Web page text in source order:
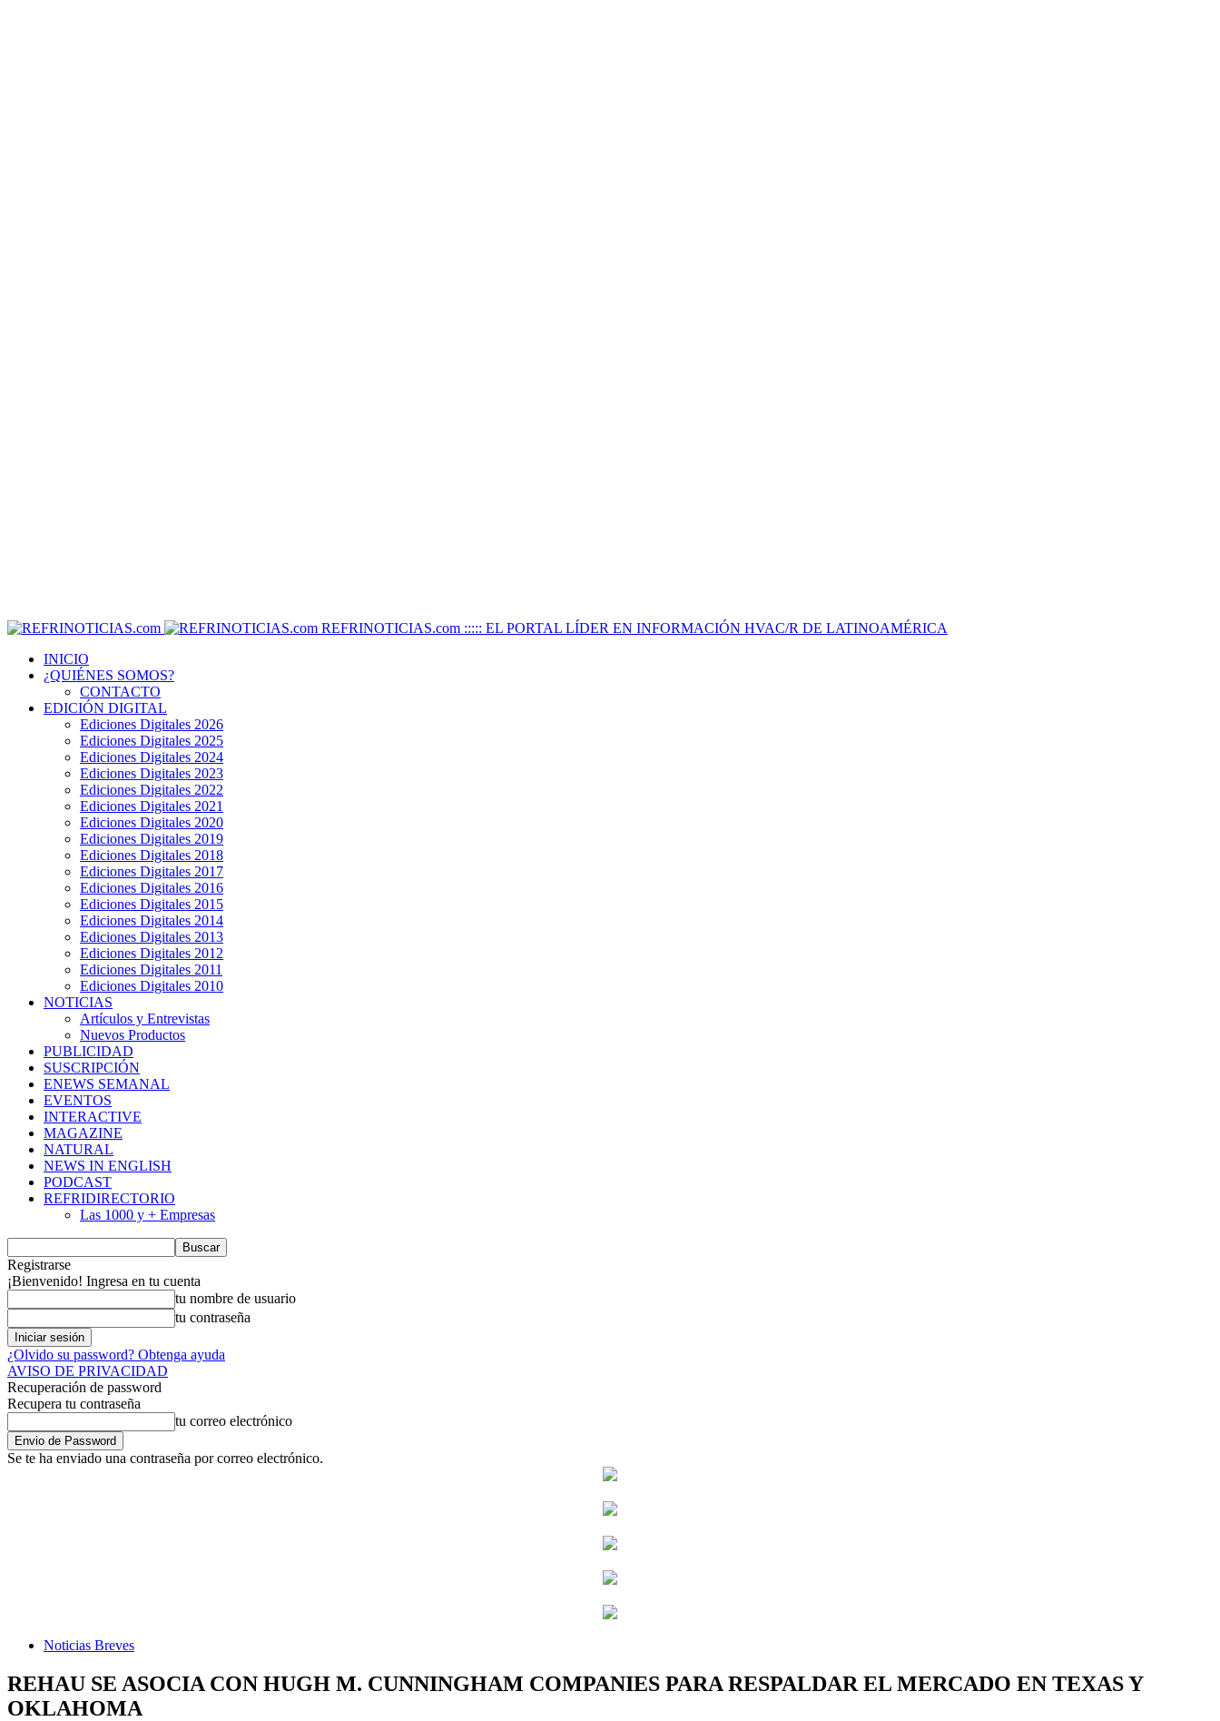
REFRINOTICIAS.com ::::: EL PORTAL LÍDER EN INFORMACIÓN HVAC/R DE LATINOAMÉRICA
INICIO
¿QUIÉNES SOMOS?
CONTACTO
EDICIÓN DIGITAL
Ediciones Digitales 2026
Ediciones Digitales 2025
Ediciones Digitales 2024
Ediciones Digitales 2023
Ediciones Digitales 2022
Ediciones Digitales 2021
Ediciones Digitales 2020
Ediciones Digitales 2019
Ediciones Digitales 2018
Ediciones Digitales 2017
Ediciones Digitales 2016
Ediciones Digitales 2015
Ediciones Digitales 2014
Ediciones Digitales 2013
Ediciones Digitales 2012
Ediciones Digitales 2011
Ediciones Digitales 2010
NOTICIAS
Artículos y Entrevistas
Nuevos Productos
PUBLICIDAD
SUSCRIPCIÓN
ENEWS SEMANAL
EVENTOS
INTERACTIVE
MAGAZINE
NATURAL
NEWS IN ENGLISH
PODCAST
REFRIDIRECTORIO
Las 1000 y + Empresas
Registrarse
¡Bienvenido! Ingresa en tu cuenta
tu nombre de usuario
tu contraseña
¿Olvido su password? Obtenga ayuda
AVISO DE PRIVACIDAD
Recuperación de password
Recupera tu contraseña
tu correo electrónico
Se te ha enviado una contraseña por correo electrónico.
Noticias Breves
REHAU SE ASOCIA CON HUGH M. CUNNINGHAM COMPANIES PARA RESPALDAR EL MERCADO EN TEXAS Y
OKLAHOMA